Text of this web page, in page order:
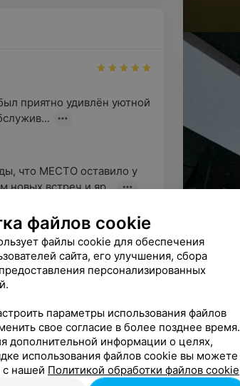
приятно удивлён уютной
что МЕСТО оставило у
новых встреч и яр...
блюда вкусные)
остались
чтобы продолжить
файлов cookie
файлы cookie для обеспечения
сайта, его улучшения, сбора
персонализированных
параметры использования файлов
свое согласие в более позднее время.
дополнительной информации о целях,
использования файлов cookie вы можете
с нашей Политикой обработки файлов cookie